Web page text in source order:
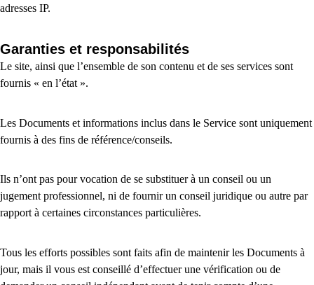
adresses IP.
Garanties et responsabilités
Le site, ainsi que l’ensemble de son contenu et de ses services sont
fournis « en l’état ».
Les Documents et informations inclus dans le Service sont uniquement
fournis à des fins de référence/conseils.
Ils n’ont pas pour vocation de se substituer à un conseil ou un
jugement professionnel, ni de fournir un conseil juridique ou autre par
rapport à certaines circonstances particulières.
Tous les efforts possibles sont faits afin de maintenir les Documents à
jour, mais il vous est conseillé d’effectuer une vérification ou de